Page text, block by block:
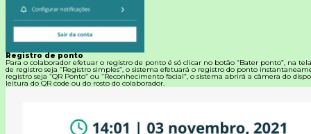
Registro de ponto
Para o colaborador efetuar o registro de ponto é só clicar no botão “Bater ponto”, na
de registro seja “Registro simples”, o sistema efetuará o registro do ponto
registro seja “QR Ponto” ou “Reconhecimento facial”, o sistema abrirá a câmera do
leitura do QR code ou do rosto do colaborador.